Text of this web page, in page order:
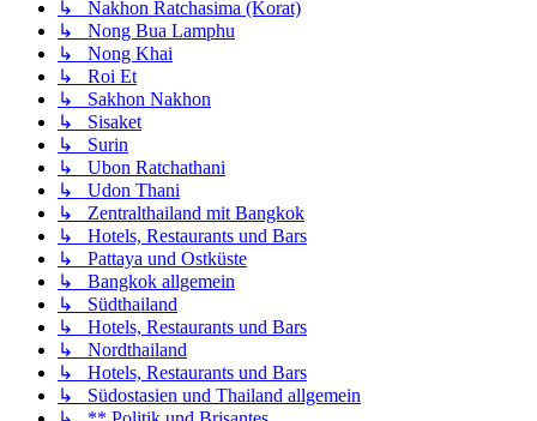
↳ Nakhon Ratchasima (Korat)
↳ Nong Bua Lamphu
↳ Nong Khai
↳ Roi Et
↳ Sakhon Nakhon
↳ Sisaket
↳ Surin
↳ Ubon Ratchathani
↳ Udon Thani
↳ Zentralthailand mit Bangkok
↳ Hotels, Restaurants und Bars
↳ Pattaya und Ostküste
↳ Bangkok allgemein
↳ Südthailand
↳ Hotels, Restaurants und Bars
↳ Nordthailand
↳ Hotels, Restaurants und Bars
↳ Südostasien und Thailand allgemein